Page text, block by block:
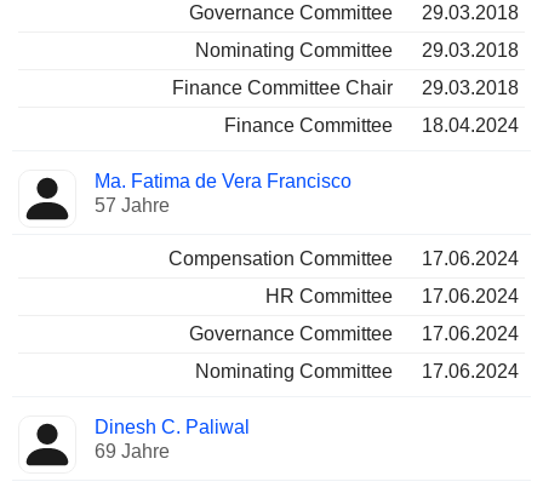
Governance Committee
29.03.2018
Nominating Committee
29.03.2018
Finance Committee Chair
29.03.2018
Finance Committee
18.04.2024
Ma. Fatima de Vera Francisco
57 Jahre
Compensation Committee
17.06.2024
HR Committee
17.06.2024
Governance Committee
17.06.2024
Nominating Committee
17.06.2024
Dinesh C. Paliwal
69 Jahre